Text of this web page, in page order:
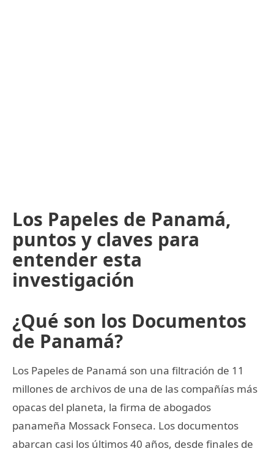
Los Papeles de Panamá,
puntos y claves para
entender esta
investigación
¿Qué son los Documentos
de Panamá?
Los Papeles de Panamá son una filtración de 11
millones de archivos de una de las compañías más
opacas del planeta, la firma de abogados
panameña Mossack Fonseca. Los documentos
abarcan casi los últimos 40 años, desde finales de